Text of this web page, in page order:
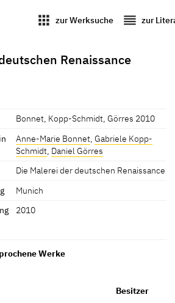
apps zur Werksuche reorder zur
Renaissance
Bonnet, Kopp-Schmidt, Görres 2010
Anne-Marie Bonnet,Gabriele Kopp-
Schmidt, Daniel Görres
Die Malerei der deutschen Renaissance
Munich
2010
Werke
Besitzer